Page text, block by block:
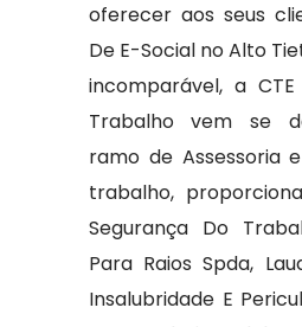
oferecer aos seus
De E-Social no Alto
incomparável, a
Trabalho vem se
ramo de Assessoria
trabalho,
Segurança Do
Para Raios Spda,
Insalubridade E